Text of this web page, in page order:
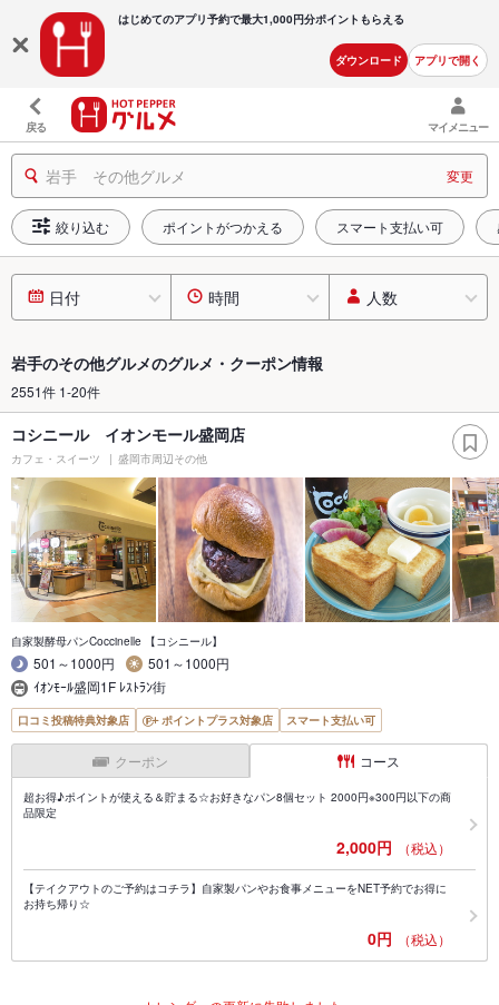
はじめてのアプリ予約で最大1,000円分ポイントもらえる
ダウンロード アプリで開く
戻る マイメニュー
岩手 その他グルメ 変更
絞り込む ポイントがつかえる スマート支払い可
日付 時間 人数
岩手のその他グルメのグルメ・クーポン情報
2551件 1-20件
コシニール イオンモール盛岡店
カフェ・スイーツ 盛岡市周辺その他
自家製酵母パンCoccinelle 【コシニール】
501～1000円
501～1000円
ｲｵﾝﾓｰﾙ盛岡1F ﾚｽﾄﾗﾝ街
口コミ投稿特典対象店 ポイントプラス対象店 スマート支払い可
クーポン コース
超お得♪ポイントが使える＆貯まる☆お好きなパン8個セット 2000円※300円以下の商
品限定
2,000円 （税込）
【テイクアウトのご予約はコチラ】自家製パンやお食事メニューをNET予約でお得に
お持ち帰り☆
0円 （税込）